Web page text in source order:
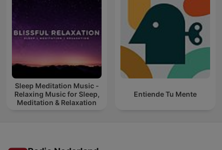
Sleep Meditation Music -
Relaxing Music for Sleep,
Meditation & Relaxation
Entiende Tu Mente